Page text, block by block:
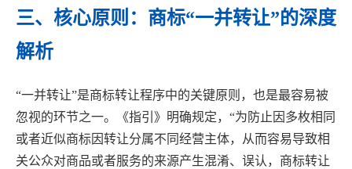
三、核心原则：商标“一并转让”的深度
解析
“一并转让”是商标转让程序中的关键原则，也是最容易被
忽视的环节之一。《指引》明确规定，“为防止因多枚相同
或者近似商标因转让分属不同经营主体，从而容易导致相
关公众对商品或者服务的来源产生混淆、误认，商标转让